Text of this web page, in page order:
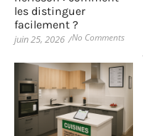
les distinguer
facilement ?
juin 25, 2026 /No Comments